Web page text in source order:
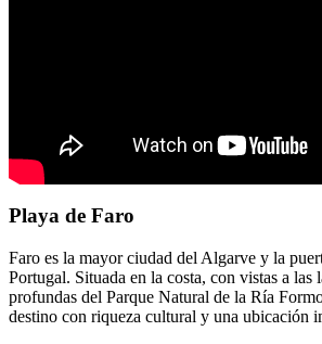
Playa de Faro
Faro es la mayor ciudad del Algarve y la
Portugal. Situada en la costa, con vistas a las
profundas del Parque Natural de la Ría
destino con riqueza cultural y una ubicación